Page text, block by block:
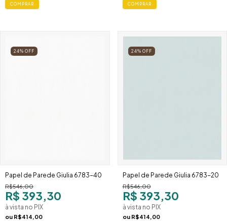
24% OFF
Papel de Parede Giulia 6783-40
R$546,00
R$ 393,30
à vista no PIX
ou R$414,00
24% OFF
Papel de Parede Giulia 6783-20
R$546,00
R$ 393,30
à vista no PIX
ou R$414,00